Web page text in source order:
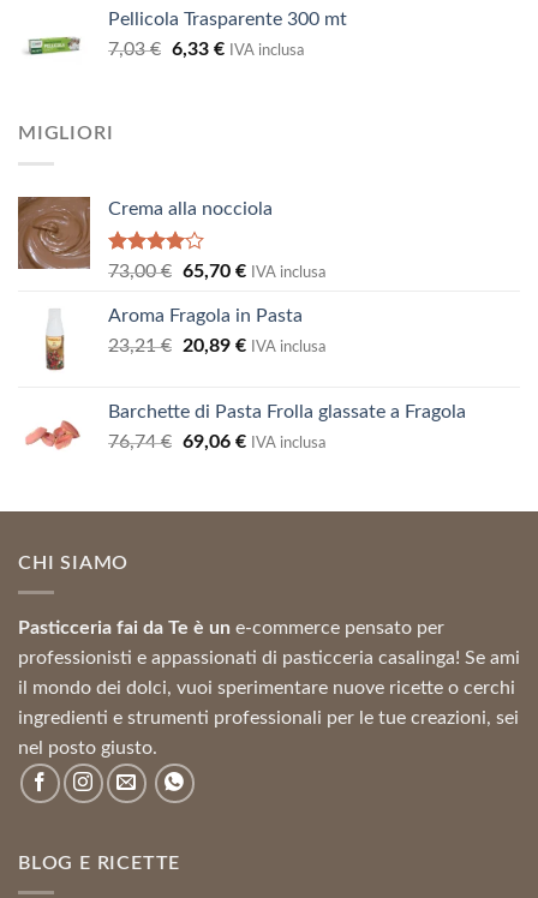
originale
era:
attuale
è:
Pellicola Trasparente 300 mt
7,03€ Il
6,33 €IlIVA inclusa
MIGLIORI
Crema alla nocciola
Valutato
5
73,00€ Il
originale
era:
65,70 €Il
attuale
è:
IVA inclusa
Aroma Fragola in Pasta
23,21€
Il
era:
23,21 €.
20,89 €Il
è:
20,89 €.
IVA inclusa
Barchette di Pasta Frolla glassate a Fragola
76,74€ Il
era:
69,06 €Il
è:
IVA inclusa
CHI SIAMO
Pasticceria fai da Te è un e-commerce pensato per
professionisti e appassionati di pasticceria casalinga! Se ami
il mondo dei dolci, vuoi sperimentare nuove ricette o cerchi
ingredienti e strumenti professionali per le tue creazioni, sei
nel posto giusto.
BLOG E RICETTE